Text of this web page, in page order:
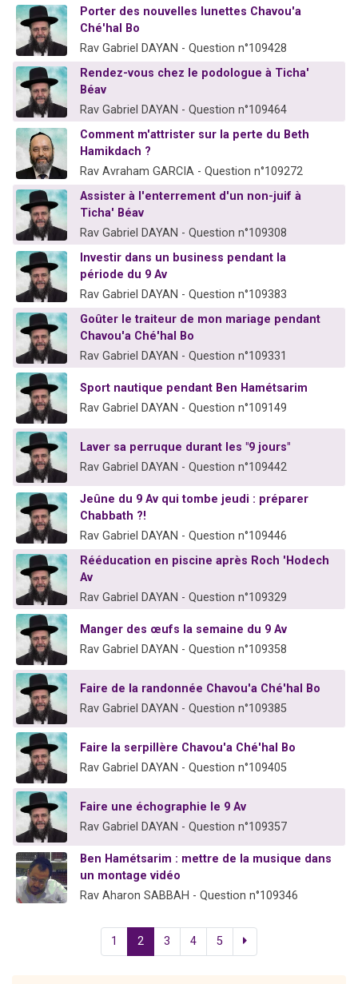
Il reste 49 places pour étudier en groupe sur Zoom
Porter des nouvelles lunettes Chavou'a
Ché'hal Bo
Rav Gabriel DAYAN - Question n°109428
Rendez-vous chez le podologue à Ticha'
Béav
Rav Gabriel DAYAN - Question n°109464
Comment m'attrister sur la perte du Beth
Hamikdach ?
Rav Avraham GARCIA - Question n°109272
Assister à l'enterrement d'un non-juif à
Ticha' Béav
Rav Gabriel DAYAN - Question n°109308
Investir dans un business pendant la
période du 9 Av
Rav Gabriel DAYAN - Question n°109383
Goûter le traiteur de mon mariage pendant
Chavou'a Ché'hal Bo
Rav Gabriel DAYAN - Question n°109331
Sport nautique pendant Ben Hamétsarim
Rav Gabriel DAYAN - Question n°109149
Laver sa perruque durant les "9 jours"
Rav Gabriel DAYAN - Question n°109442
Jeûne du 9 Av qui tombe jeudi : préparer
Chabbath ?!
Rav Gabriel DAYAN - Question n°109446
Rééducation en piscine après Roch 'Hodech
Av
Rav Gabriel DAYAN - Question n°109329
Manger des œufs la semaine du 9 Av
Rav Gabriel DAYAN - Question n°109358
Faire de la randonnée Chavou'a Ché'hal Bo
Rav Gabriel DAYAN - Question n°109385
Faire la serpillère Chavou'a Ché'hal Bo
Rav Gabriel DAYAN - Question n°109405
Faire une échographie le 9 Av
Rav Gabriel DAYAN - Question n°109357
Ben Hamétsarim : mettre de la musique dans
un montage vidéo
Rav Aharon SABBAH - Question n°109346
1 2 3 4 5